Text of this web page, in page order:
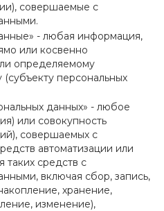
совершаемые с
- любая информация,
или косвенно
определяемому
персональных
данных» - любое
или совокупность
совершаемых с
автоматизации или
таких средств с
включая сбор, запись,
хранение,
изменение),